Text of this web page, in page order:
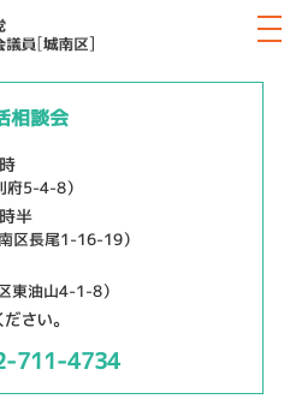
相談会
府5-4-8）
半
区長尾1-16-19）
東油山4-1-8）
さい。
711-4734